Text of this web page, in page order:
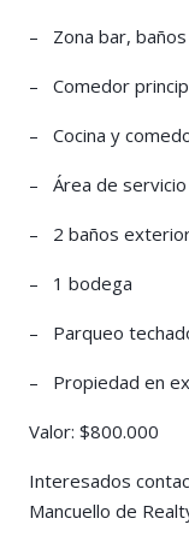
– Zona bar, baños
– Comedor
– Cocina y
– Área de servicio
– 2 baños
– 1 bodega
– Parqueo
– Propiedad en
Valor: $800.000
Interesados
Mancuello de